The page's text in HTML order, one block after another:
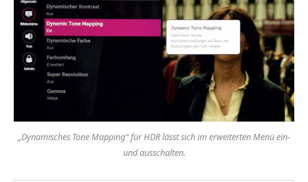
„Dynamisches Tone Mapping“ für HDR lässt sich im erweiterten Menü ein-
und ausschalten.